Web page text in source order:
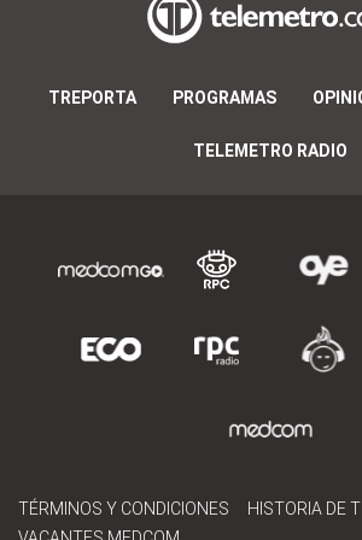
TREPORTA PROGRAMAS
TELEMETRO RADIO
TÉRMINOS Y CONDICIONES
HISTORIA DE